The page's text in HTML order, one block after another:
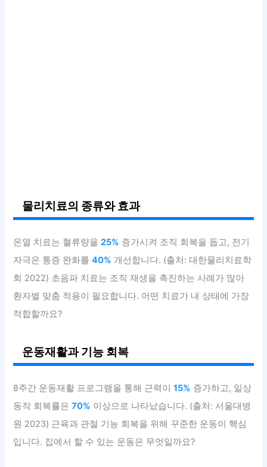
물리치료의 종류와 효과
온열 치료는 혈류량을25% 증가시켜 조직 회복을 돕고, 전기
자극은 통증 완화를40% 개선합니다. (출처: 대한물리치료학
회 2022) 초음파 치료는 조직 재생을 촉진하는 사례가 많아
환자별 맞춤 적용이 필요합니다. 어떤 치료가 내 상태에 가장
적합할까요?
운동재활과 기능 회복
8주간 운동재활 프로그램을 통해 근력이15% 증가하고, 일상
동작 회복률은70% 이상으로 나타났습니다. (출처: 서울대병
원 2023) 근육과 관절 기능 회복을 위해 꾸준한 운동이 핵심
입니다. 집에서 할 수 있는 운동은 무엇일까요?